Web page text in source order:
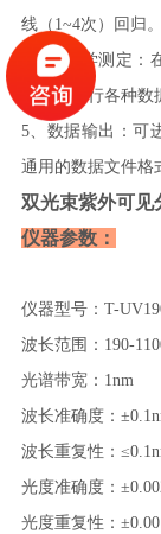
线（1~4次）回归。
、动力学测定：
描并可进行各种数
5、数据输出：可
通用的数据文件格
双光束紫外可见
仪器参数：
仪器型号： T-
波长范围 ： 190-
光谱带宽： 1nm
波长准确度： ±
波长重复性 ： ≤
光度准确度： ±
光度重复性 ： ±